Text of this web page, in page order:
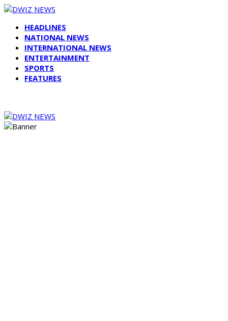
HEADLINES
NATIONAL NEWS
INTERNATIONAL NEWS
ENTERTAINMENT
SPORTS
FEATURES